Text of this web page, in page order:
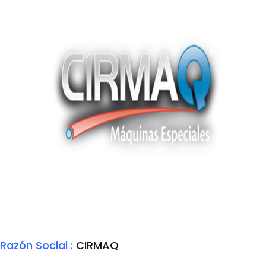
Razón Social : CIRMAQ